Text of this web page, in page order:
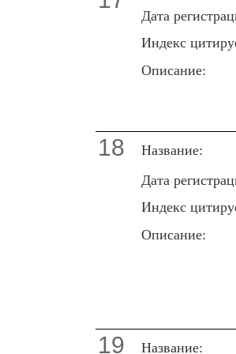
Дата
Индекс
Описание:
18 Название:
Дата
Индекс
Описание:
19 Название: